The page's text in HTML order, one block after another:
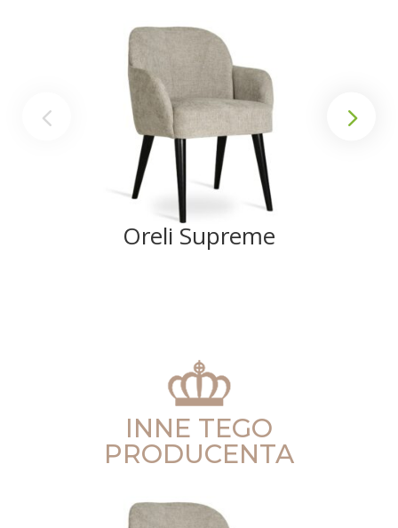
Oreli Supreme
INNE TEGO
PRODUCENTA